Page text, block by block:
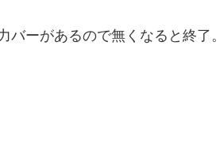
ーがあるので無くなると終了。